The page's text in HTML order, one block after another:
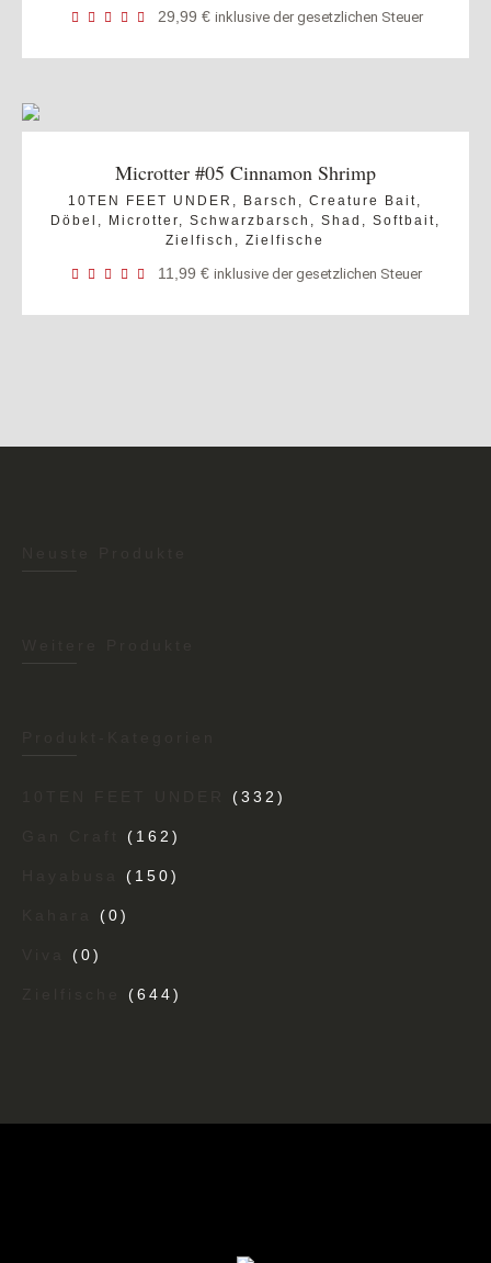
29,99 € inklusive der gesetzlichen Steuer
Microtter #05 Cinnamon Shrimp
10TEN FEET UNDER , Barsch ,Creature Bait,
Döbel , Microtter, Schwarzbarsch , Shad , Softbait,
Zielfisch ,Zielfische
11,99 € inklusive der gesetzlichen Steuer
(332)
(162)
(150)
(0)
(0)
(644)